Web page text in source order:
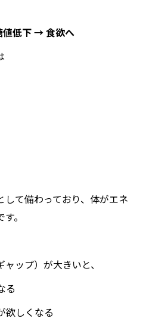
値低下 → 食欲へ
して備わっており、体がエネ
。
ップ）が大きいと、
る
欲しくなる